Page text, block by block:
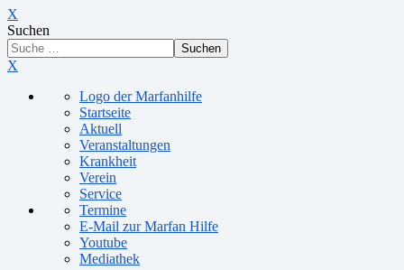
X
Suchen
Suchen
X
Logo der Marfanhilfe
Startseite
Aktuell
Veranstaltungen
Krankheit
Verein
Service
Termine
E-Mail zur Marfan Hilfe
Youtube
Mediathek